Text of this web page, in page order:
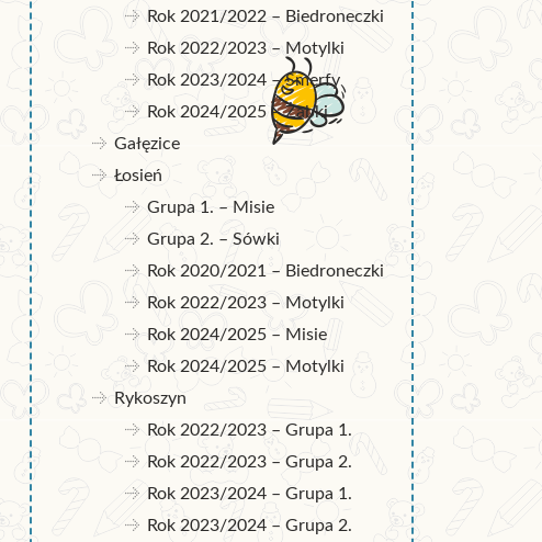
Rok 2021/2022 – Biedroneczki
Rok 2022/2023 – Motylki
Rok 2023/2024 – Smerfy
Rok 2024/2025 – Żabki
Gałęzice
Łosień
Grupa 1. – Misie
Grupa 2. – Sówki
Rok 2020/2021 – Biedroneczki
Rok 2022/2023 – Motylki
Rok 2024/2025 – Misie
Rok 2024/2025 – Motylki
Rykoszyn
Rok 2022/2023 – Grupa 1.
Rok 2022/2023 – Grupa 2.
Rok 2023/2024 – Grupa 1.
Rok 2023/2024 – Grupa 2.